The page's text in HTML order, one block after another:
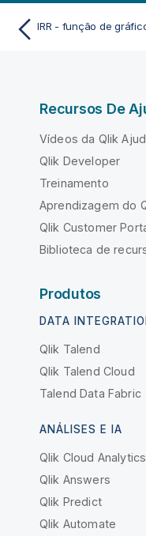
IRR - função de
Recursos De
Vídeos da Qlik
Qlik Developer
Treinamento
Aprendizagem do
Qlik Customer
Biblioteca de
Produtos
DATA
Qlik Talend
Qlik Talend Cloud
Talend Data Fabric
ANÁLISES E IA
Qlik Cloud Analytics
Qlik Answers
Qlik Predict
Qlik Automate